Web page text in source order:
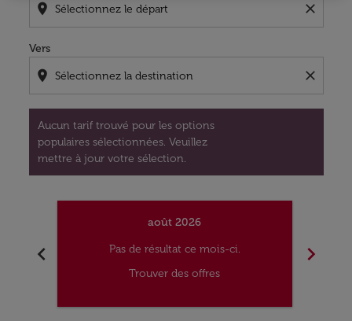
location_on close
Vers
location_on close
Aucun tarif trouvé pour les options
populaires sélectionnées. Veuillez
mettre à jour votre sélection.
chevron_left
août 2026
Pas de résultat ce mois-ci.
Trouver des offres
chevron_right